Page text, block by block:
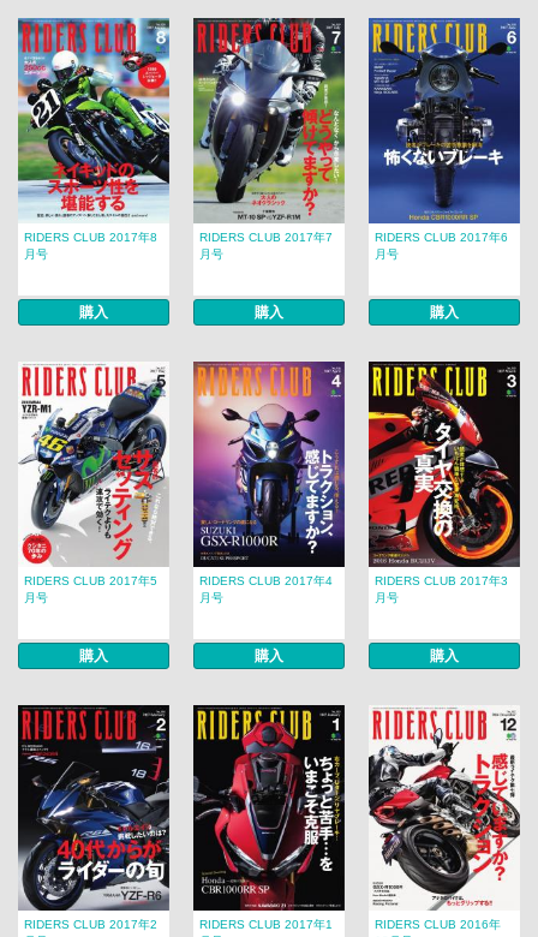
RIDERS CLUB 2017年8
月号
購入
RIDERS CLUB 2017年7
月号
購入
RIDERS CLUB 2017年6
月号
購入
RIDERS CLUB 2017年5
月号
購入
RIDERS CLUB 2017年4
月号
購入
RIDERS CLUB 2017年3
月号
購入
RIDERS CLUB 2017年2
RIDERS CLUB 2017年1
RIDERS CLUB 2016年